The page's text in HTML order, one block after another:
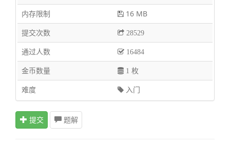
内存限制
16 MB
提交次数
28529
通过人数 16484
金币数量 1 枚
难度 入门
提交 题解